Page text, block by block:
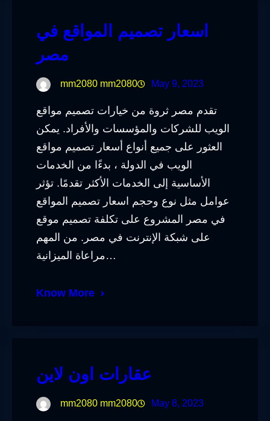
اسعار تصميم المواقع في
مصر
mm2080 mm2080 May 9, 2023
تقدم مصر ثروة من خيارات تصميم مواقع
الويب للشركات والمؤسسات والأفراد. يمكن
العثور على جميع أنواع أسعار تصميم مواقع
الويب في الدولة ، بدءًا من الخدمات
الأساسية إلى الخدمات الأكثر تقدمًا. تؤثر
عوامل مثل نوع وحجم اسعار تصميم المواقع
في مصر المشروع على تكلفة تصميم موقع
على شبكة الإنترنت في مصر. من المهم
مراعاة الميزانية…
Know More
عقارات اون لاين
mm2080 mm2080 May 8, 2023